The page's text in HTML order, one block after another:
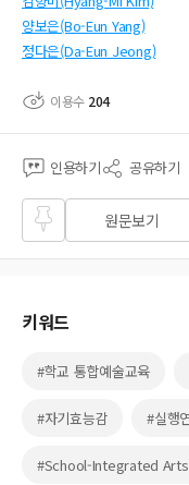
양보은(Bo-Eun Yang)
정다은(Da-Eun Jeong)
이용수 204
인용하기 공유하기
즐겨
찾기
원문보기
키워드
#학교 통합예술교육
#자기효능감 #실행
#School-Integrated